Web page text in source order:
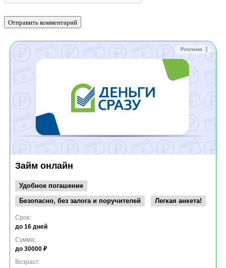
Реклама
Займ онлайн
Удобное погашение
Безопасно, без залога и поручителей
Легкая анкета!
Срок:
до 16 дней
Сумма:
до 30000 ₽
Возраст: